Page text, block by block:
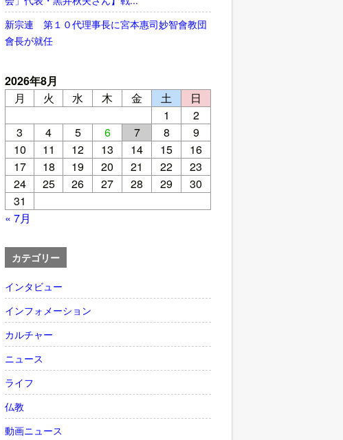
新宗連 第１０代理事長に宮本惠司妙智會教団
會長が就任
2026年8月
月
火 水 木 金 土
日
1
2
3
4 5 6 7 8
9
10
11 12 13 14 15
16
17
18 19 20 21 22
23
24
25 26 27 28 29
30
31
« 7月
カテゴリー
インタビュー
インフォメーション
カルチャー
ニュース
ライフ
仏教
動画ニュース